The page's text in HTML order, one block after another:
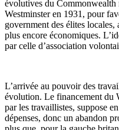
évolutives du Commonwealth
Westminster en 1931, pour
government des élites
plus encore économiques.
par celle d’association
L’arrivée au pouvoir des
évolution. Le financement du
par les travaillistes, suppose
dépenses, donc un abandon